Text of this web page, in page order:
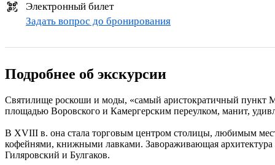
Электронный билет
Задать вопрос до бронирования
Подробнее об экскурсии
Святилище роскоши и моды, «самый аристократичный пункт
площадью Воровского и Камергерским переулком, манит,
В XVIII в. она стала торговым центром столицы, любимым
кофейнями, книжными лавками. Завораживающая
Гиляровский и Булгаков.